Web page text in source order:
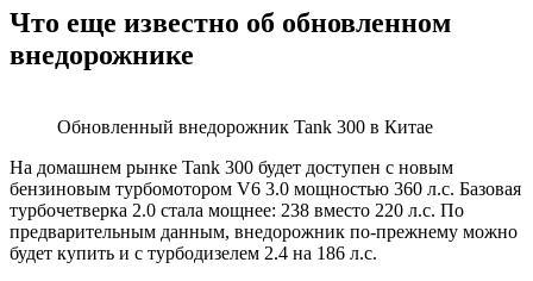
Что еще известно об обновленном
внедорожнике
Обновленный внедорожник Tank 300 в Китае
На домашнем рынке Tank 300 будет доступен с новым
бензиновым турбомотором V6 3.0 мощностью 360 л.с. Базовая
турбочетверка 2.0 стала мощнее: 238 вместо 220 л.с. По
предварительным данным, внедорожник по-прежнему можно
будет купить и с турбодизелем 2.4 на 186 л.с.